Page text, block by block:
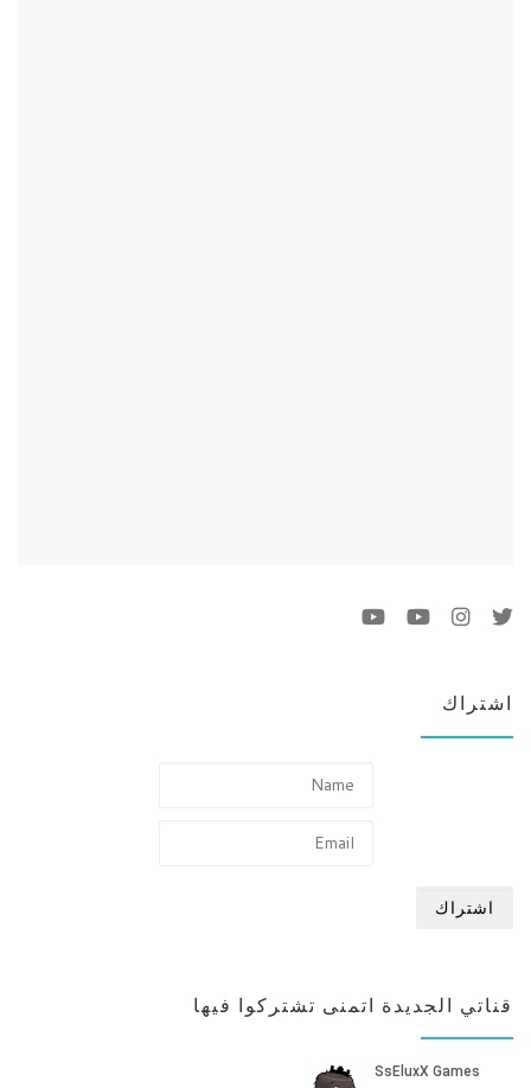
اشتراك
قناتي الجديدة اتمنى تشتركوا فيها